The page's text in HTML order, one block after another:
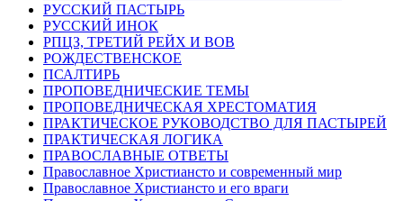
РУССКИЙ ПАСТЫРЬ
РУССКИЙ ИНОК
РПЦЗ, ТРЕТИЙ РЕЙХ И ВОВ
РОЖДЕСТВЕНСКОЕ
ПСАЛТИРЬ
ПРОПОВЕДНИЧЕСКИЕ ТЕМЫ
ПРОПОВЕДНИЧЕСКАЯ ХРЕСТОМАТИЯ
ПРАКТИЧЕСКОЕ РУКОВОДСТВО ДЛЯ ПАСТЫРЕЙ
ПРАКТИЧЕСКАЯ ЛОГИКА
ПРАВОСЛАВНЫЕ ОТВЕТЫ
Православное Христиансто и современный мир
Православное Христиансто и его враги